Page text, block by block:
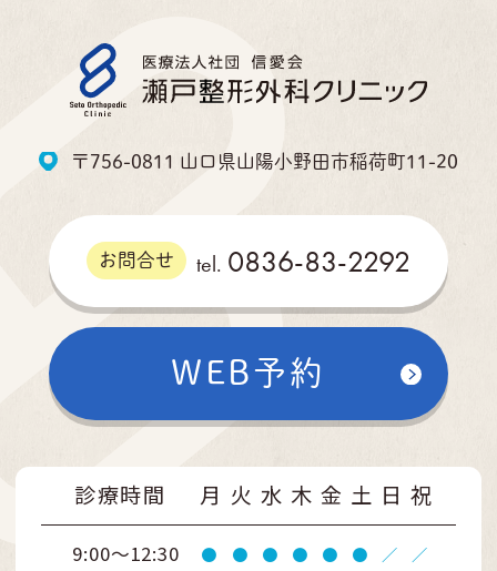
〒756-0811 山口県山陽小野田市稲荷町11-20
お問合せ tel. 0836-83-2292
WEB予約
診療時間 月 火 水 木 金 土 日 祝
9:00～12:30 ● ● ● ● ● ● ／ ／